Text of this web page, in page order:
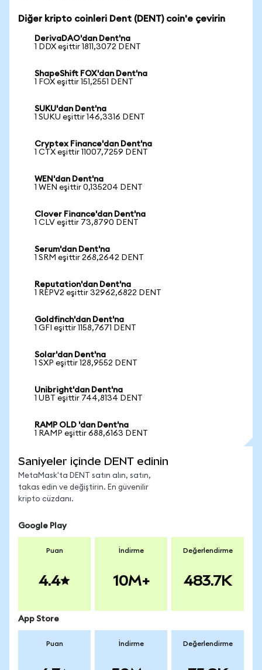
Diğer kripto coinleri Dent (DENT) coin'e çevirin
DerivaDAO'dan Dent'na
1 DDX eşittir 1811,3072 DENT
ShapeShift FOX'dan Dent'na
1 FOX eşittir 151,2551 DENT
SUKU'dan Dent'na
1 SUKU eşittir 146,3316 DENT
Cryptex Finance'dan Dent'na
1 CTX eşittir 11007,7259 DENT
WEN'dan Dent'na
1 WEN eşittir 0,135204 DENT
Clover Finance'dan Dent'na
1 CLV eşittir 73,8790 DENT
Serum'dan Dent'na
1 SRM eşittir 268,2642 DENT
Reputation'dan Dent'na
1 REPV2 eşittir 32962,6822 DENT
Goldfinch'dan Dent'na
1 GFI eşittir 1158,7671 DENT
Solar'dan Dent'na
1 SXP eşittir 128,9552 DENT
Unibright'dan Dent'na
1 UBT eşittir 744,8134 DENT
RAMP OLD 'dan Dent'na
1 RAMP eşittir 688,6163 DENT
Saniyeler içinde DENT edinin
MetaMask'ta DENT satın alın, satın,
takas edin ve değiştirin. En güvenilir
kripto cüzdanı.
Google Play
Puan
4.4
İndirme
10M+
Değerlendirme
483.7K
App Store
Puan İndirme Değerlendirme